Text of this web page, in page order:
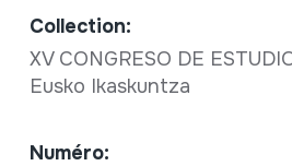
Collection:
XV CONGRESO DE
Eusko Ikaskuntza
Numéro: